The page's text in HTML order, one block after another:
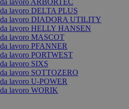
lavoro ARBORTEC
lavoro DELTA PLUS
da lavoro DIADORA UTILITY
lavoro HELLY HANSEN
lavoro MASCOT
lavoro PFANNER
lavoro PORTWEST
lavoro SIXS
lavoro SOTTOZERO
lavoro U-POWER
lavoro WORIK